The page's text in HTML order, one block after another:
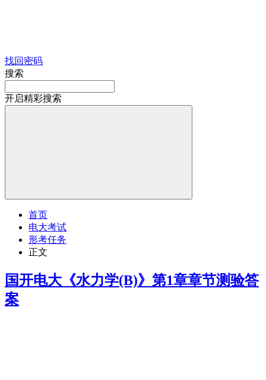
找回密码
搜索
开启精彩搜索
首页
电大考试
形考任务
正文
国开电大《水力学(B)》第1章章节测验答
案